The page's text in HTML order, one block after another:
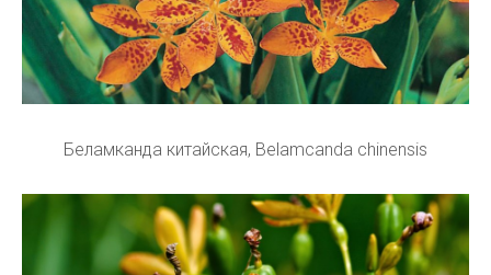
Беламканда китайская, Belamcanda chinensis